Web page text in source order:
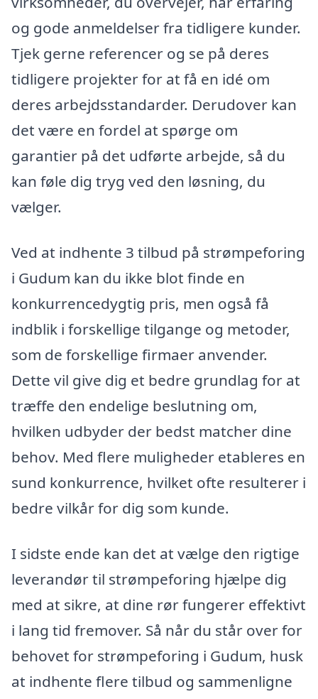
og gode anmeldelser fra tidligere kunder.
Tjek gerne referencer og se på deres
tidligere projekter for at få en idé om
deres arbejdsstandarder. Derudover kan
det være en fordel at spørge om
garantier på det udførte arbejde, så du
kan føle dig tryg ved den løsning, du
vælger.
Ved at indhente 3 tilbud på strømpeforing
i Gudum kan du ikke blot finde en
konkurrencedygtig pris, men også få
indblik i forskellige tilgange og metoder,
som de forskellige firmaer anvender.
Dette vil give dig et bedre grundlag for at
træffe den endelige beslutning om,
hvilken udbyder der bedst matcher dine
behov. Med flere muligheder etableres en
sund konkurrence, hvilket ofte resulterer i
bedre vilkår for dig som kunde.
I sidste ende kan det at vælge den rigtige
leverandør til strømpeforing hjælpe dig
med at sikre, at dine rør fungerer effektivt
i lang tid fremover. Så når du står over for
behovet for strømpeforing i Gudum, husk
at indhente flere tilbud og sammenligne